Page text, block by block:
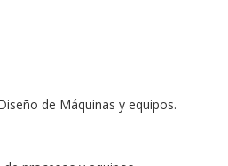
de Máquinas y equipos.